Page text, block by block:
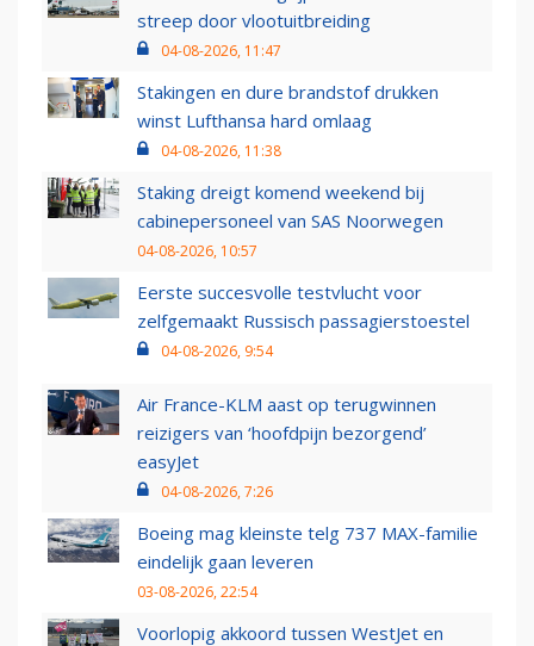
streep door vlootuitbreiding
04-08-2026, 11:47
Stakingen en dure brandstof drukken
winst Lufthansa hard omlaag
04-08-2026, 11:38
Staking dreigt komend weekend bij
cabinepersoneel van SAS Noorwegen
04-08-2026, 10:57
Eerste succesvolle testvlucht voor
zelfgemaakt Russisch passagierstoestel
04-08-2026, 9:54
Air France-KLM aast op terugwinnen
reizigers van ‘hoofdpijn bezorgend’
easyJet
04-08-2026, 7:26
Boeing mag kleinste telg 737 MAX-familie
eindelijk gaan leveren
03-08-2026, 22:54
Voorlopig akkoord tussen WestJet en